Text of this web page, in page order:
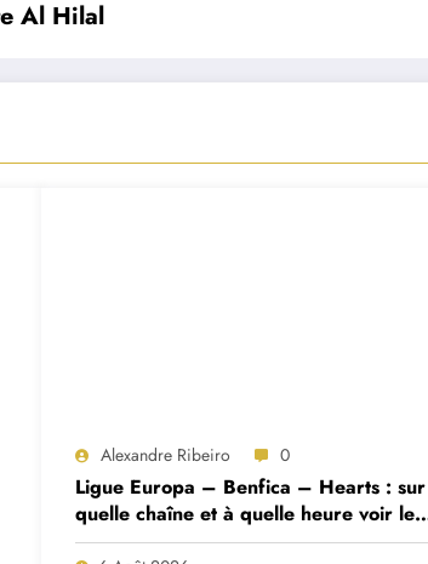
Al Hilal
Alexandre Ribeiro 0
Ligue Europa – Benfica – Hearts : sur
quelle chaîne et à quelle heure voir le
match ?